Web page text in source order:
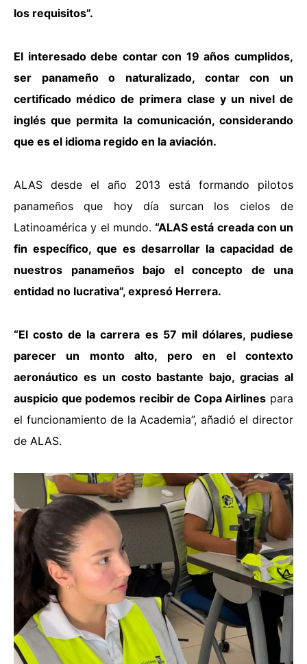
los requisitos”.
El interesado debe contar con 19 años cumplidos,
ser panameño o naturalizado, contar con un
certificado médico de primera clase y un nivel de
inglés que permita la comunicación, considerando
que es el idioma regido en la aviación.
ALAS desde el año 2013 está formando pilotos
panameños que hoy día surcan los cielos de
Latinoamérica y el mundo. “ALAS está creada con un
fin específico, que es desarrollar la capacidad de
nuestros panameños bajo el concepto de una
entidad no lucrativa”, expresó Herrera.
“El costo de la carrera es 57 mil dólares, pudiese
parecer un monto alto, pero en el contexto
aeronáutico es un costo bastante bajo, gracias al
auspicio que podemos recibir de Copa Airlines para
el funcionamiento de la Academia”, añadió el director
de ALAS.